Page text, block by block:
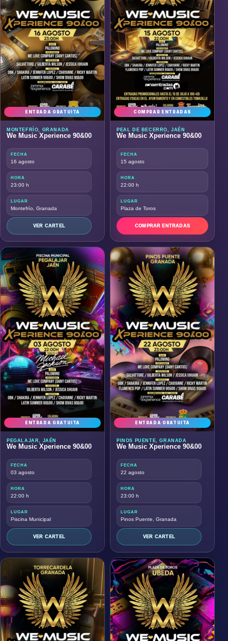
ENTRADA GRATUITA
MONTEFRÍO, GRANADA
We Music Xperience 90&00
FECHA
16 agosto
HORA
23:00 h
LUGAR
Montefrío, Granada
VER CARTEL
COMPRAR ENTRADAS
PEAL DE BECERRO, JAÉN
We Music Xperience 90&00
FECHA
15 agosto
HORA
22:00 h
LUGAR
Plaza de Toros
COMPRAR ENTRADAS
ENTRADA GRATUITA
PEGALAJAR, JAÉN
We Music Xperience 90&00
FECHA
03 agosto
HORA
22:00 h
LUGAR
Piscina Municipal
VER CARTEL
ENTRADA GRATUITA
PINOS PUENTE, GRANADA
We Music Xperience 90&00
FECHA
22 agosto
HORA
23:00 h
LUGAR
Pinos Puente, Granada
VER CARTEL